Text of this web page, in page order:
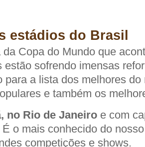
estádios do Brasil
Copa do Mundo que
estão sofrendo imensas
para a lista dos melhores
e também os
no Rio de Janeiro e com
o mais conhecido do
competições e shows.